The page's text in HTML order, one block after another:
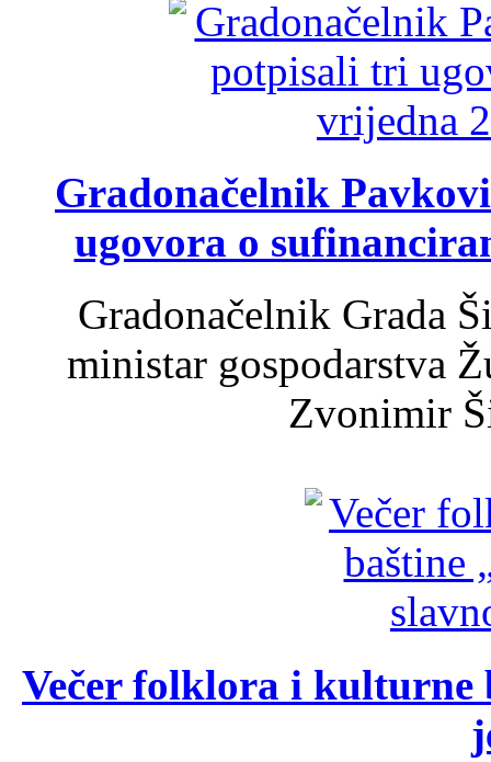
Gradonačelnik
ugovora o
Gradonačelnik Grada
ministar gospodarstva
Zvonimir
Večer folklora i kulturne